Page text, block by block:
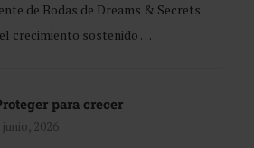
de Bodas de Dreams & Secrets
crecimiento sostenido …
para crecer
junio, 2026